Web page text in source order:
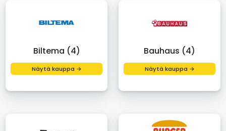
Biltema (4)
Näytä kauppa →
Bauhaus (4)
Näytä kauppa →